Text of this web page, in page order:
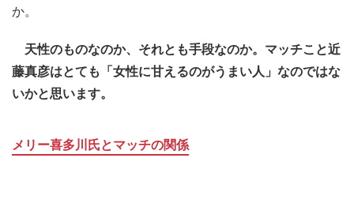
か。
天性のものなのか、それとも手段なのか。マッチこと近
藤真彦はとても「女性に甘えるのがうまい人」なのではな
いかと思います。
メリー喜多川氏とマッチの関係